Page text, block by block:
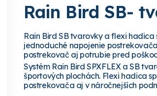
Rain Bird SB-
Rain Bird SB tvarovky a flexi
jednoduché napojenie
postrekovač aj potrubie pred
Systém Rain Bird SPXFLEX a SB
športových plochách. Flexi hadica
postrekovača aj v náročnejších